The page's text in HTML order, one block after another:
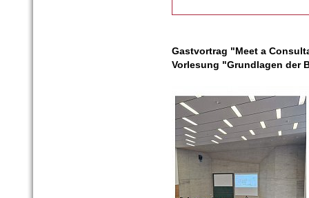
Gastvortrag "Meet a
Vorlesung "Grundlagen der